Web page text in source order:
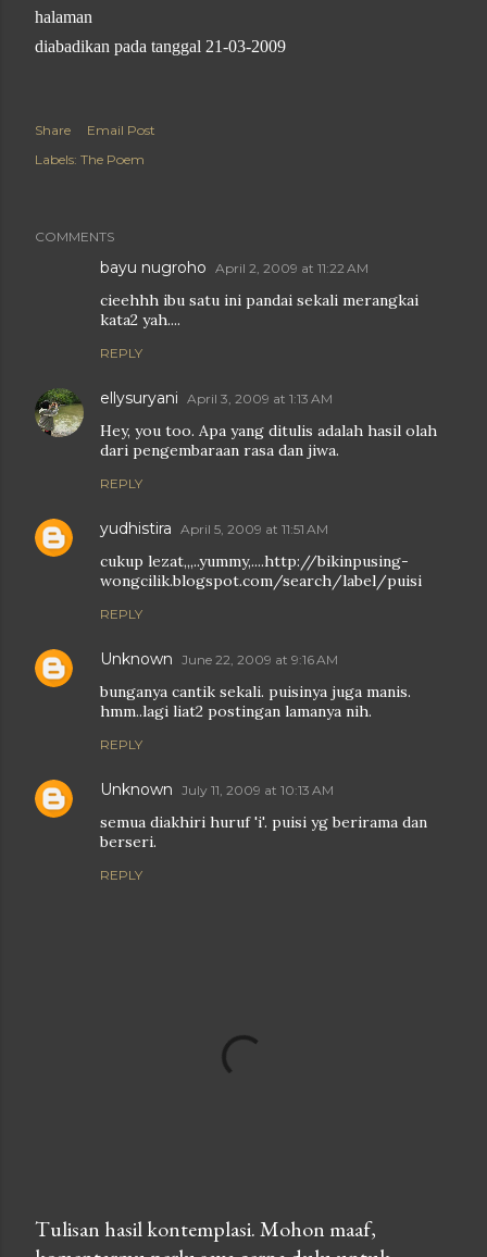
halaman
diabadikan pada tanggal 21-03-2009
Share
Email Post
Labels: The Poem
COMMENTS
bayu nugroho April 2, 2009 at 11:22 AM
cieehhh ibu satu ini pandai sekali merangkai
kata2 yah....
REPLY
ellysuryani April 3, 2009 at 1:13 AM
Hey, you too. Apa yang ditulis adalah hasil olah
dari pengembaraan rasa dan jiwa.
REPLY
yudhistira April 5, 2009 at 11:51 AM
cukup lezat,,,..yummy,....http://bikinpusing-
wongcilik.blogspot.com/search/label/puisi
REPLY
Unknown June 22, 2009 at 9:16 AM
bunganya cantik sekali. puisinya juga manis.
hmm..lagi liat2 postingan lamanya nih.
REPLY
Unknown July 11, 2009 at 10:13 AM
semua diakhiri huruf 'i'. puisi yg berirama dan
berseri.
REPLY
Tulisan hasil kontemplasi. Mohon maaf,